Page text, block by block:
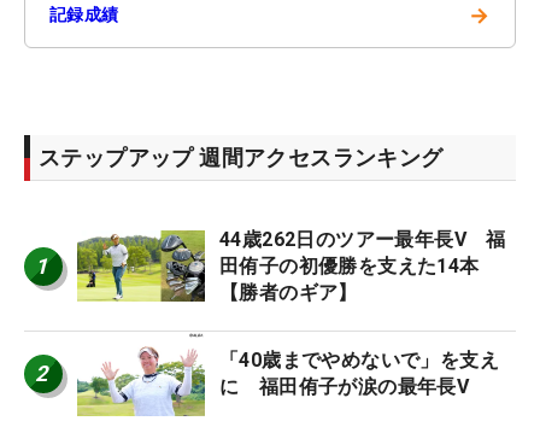
記録成績 →
ステップアップ 週間アクセスランキング
1
44歳262日のツアー最年長V 福
田侑子の初優勝を支えた14本
【勝者のギア】
2
「40歳までやめないで」を支え
に 福田侑子が涙の最年長V